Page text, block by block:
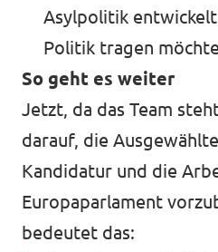
Asylpolitik
Politik tragen
So geht es weiter
Jetzt, da das Team
darauf, die
Kandidatur und die
Europaparlament
bedeutet das: